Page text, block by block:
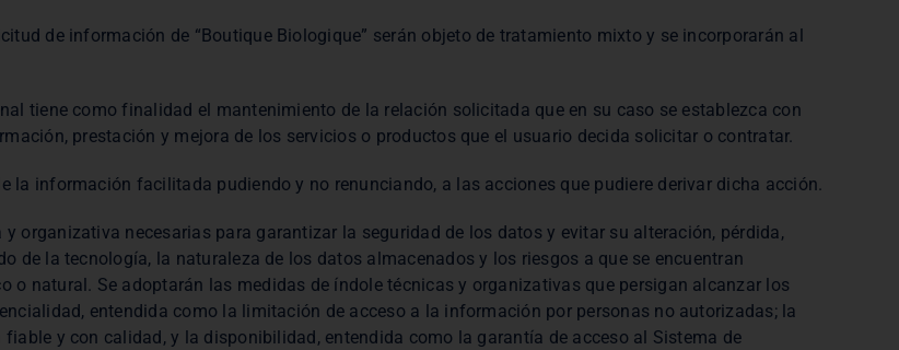
de información de “Boutique Biologique” serán objeto de tratamiento mixto y se incorporarán al
tiene como finalidad el mantenimiento de la relación solicitada que en su caso se establezca con
prestación y mejora de los servicios o productos que el usuario decida solicitar o contratar.
la información facilitada pudiendo y no renunciando, a las acciones que pudiere derivar dicha acción.
organizativa necesarias para garantizar la seguridad de los datos y evitar su alteración, pérdida,
de la tecnología, la naturaleza de los datos almacenados y los riesgos a que se encuentran
o natural. Se adoptarán las medidas de índole técnicas y organizativas que persigan alcanzar los
entendida como la limitación de acceso a la información por personas no autorizadas; la
y con calidad, y la disponibilidad, entendida como la garantía de acceso al Sistema de